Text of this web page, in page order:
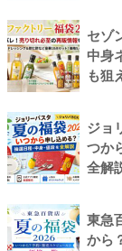
セゾ
中身
も狙
ジョ
つか
全解
東急
から